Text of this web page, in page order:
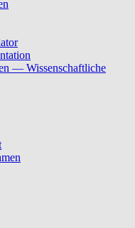
— Wissenschaftliche